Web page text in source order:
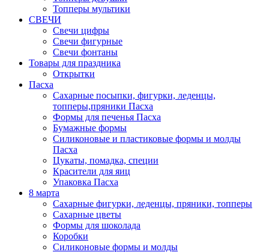
Топперы мультики
СВЕЧИ
Свечи цифры
Свечи фигурные
Свечи фонтаны
Товары для праздника
Открытки
Пасха
Сахарные посыпки, фигурки, леденцы,
топперы,пряники Пасха
Формы для печенья Пасха
Бумажные формы
Силиконовые и пластиковые формы и молды
Пасха
Цукаты, помадка, специи
Красители для яиц
Упаковка Пасха
8 марта
Сахарные фигурки, леденцы, пряники, топперы
Сахарные цветы
Формы для шоколада
Коробки
Силиконовые формы и молды